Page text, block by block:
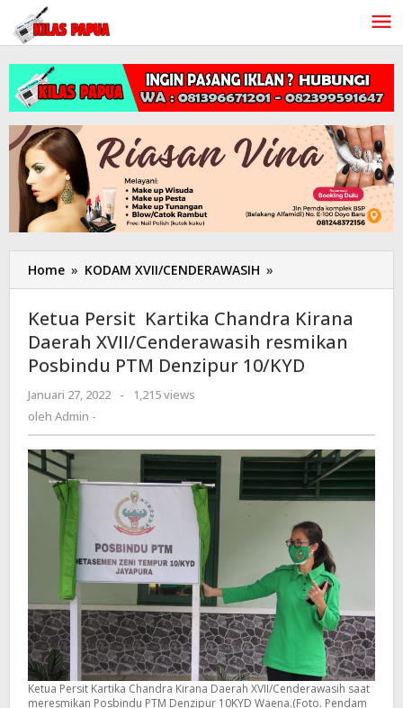
Lewati
konten
Home » KODAM XVII/CENDERAWASIH »
Persit
Kartika
Chandra
Kirana
Daerah
PTM
Denzipur
10/KYD
Ketua Persit Kartika Chandra Kirana
Daerah XVII/Cenderawasih resmikan
Posbindu PTM Denzipur 10/KYD
Januari 27, 2022
oleh
-
1,215 views
oleh Admin -
Ketua Persit Kartika Chandra Kirana Daerah XVII/Cenderawasih saat
meresmikan Posbindu PTM Denzipur 10KYD Waena.(Foto. Pendam